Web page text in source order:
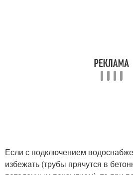
Если с подключением
избежать (трубы прячутся в